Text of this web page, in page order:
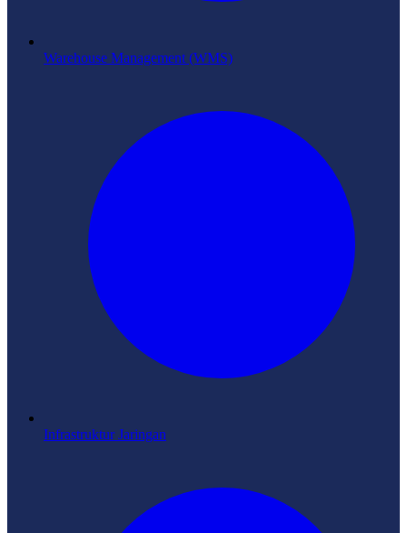
Warehouse Management (WMS)
Infrastruktur Jaringan